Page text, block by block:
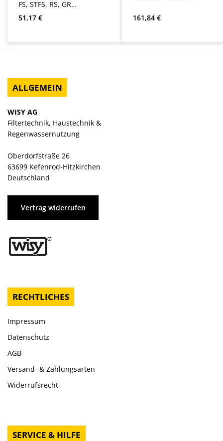
FS, STFS, RS, GRS
und WFF
Regulärer Preis:
51,17 € Regulärer Preis:
161,84 €
ALLGEMEIN
WISY AG
Filtertechnik, Haustechnik &
Regenwassernutzung
Oberdorfstraße 26
63699 Kefenrod-Hitzkirchen
Deutschland
Vertrag widerrufen
RECHTLICHES
Impressum
Datenschutz
AGB
Versand- & Zahlungsarten
Widerrufsrecht
SERVICE & HILFE